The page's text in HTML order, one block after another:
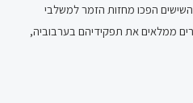
הפכו מחזות הזמר למשלבי
ממלאים את תפקידיהם בערבוביה,